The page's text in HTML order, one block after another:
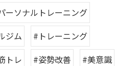
ーソナルトレーニング
ジム
#トレーニング
トレ #姿勢改善
#美意識